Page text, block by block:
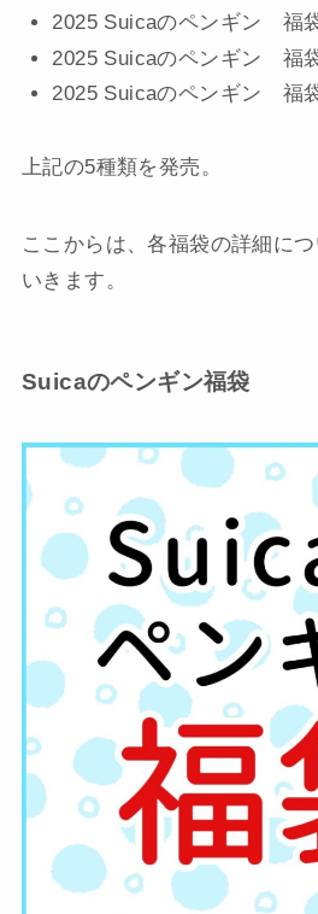
2025 Suicaのペンギン 福
2025 Suicaのペンギン 福
2025 Suicaのペンギン 福
上記の5種類を発売。
ここからは、各福袋の詳細に
いきます。
Suicaのペンギン福袋